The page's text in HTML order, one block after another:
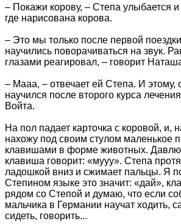
– Покажи корову, – Степа улыбается и
где нарисована корова.
– Это мы только после первой
научились поворачиваться на звук.
глазами реагировал, – говорит
– Мааа, – отвечает ей Степа. И этому,
научился после второго курса
Войта.
На пол падает карточка с коровой, и,
нахожу под своим стулом маленькое
клавишами в форме животных. Давлю
клавиша говорит: «мууу». Степа
ладошкой вниз и сжимает пальцы. Я
Степином языке это значит: «дай»,
рядом со Степой и думаю, что если
мальчика в Германии научат ходить,
сидеть, говорить...